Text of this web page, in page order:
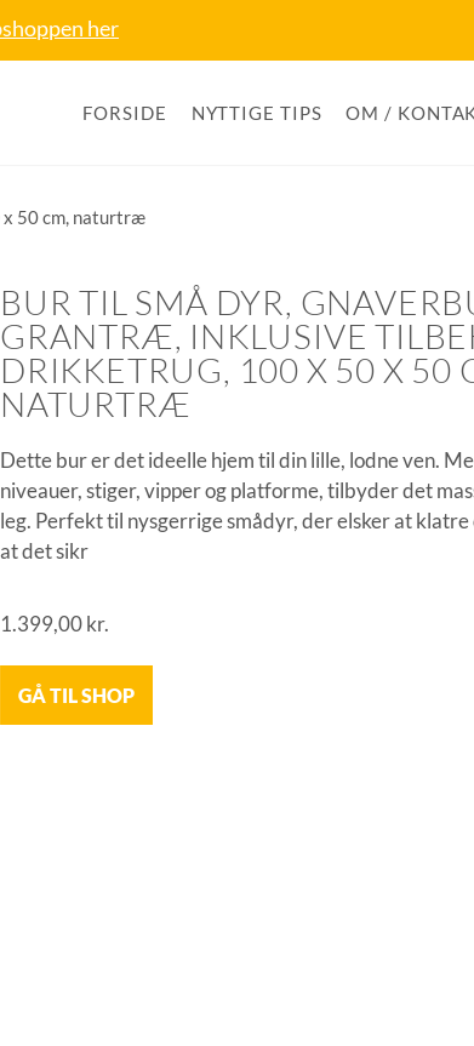
her
FORSIDE NYTTIGE TIPS OM /
x 50 cm, naturtræ
BUR TIL SMÅ DYR,
GRANTRÆ, INKLUSIVE
DRIKKETRUG, 100 X 50 X 50
NATURTRÆ
Dette bur er det ideelle hjem til din lille, lodne ven.
niveauer, stiger, vipper og platforme, tilbyder det
leg. Perfekt til nysgerrige smådyr, der elsker at
at det sikr
1.399,00kr.
GÅ TIL SHOP